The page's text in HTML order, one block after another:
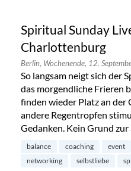
Spiritual Sunday
Charlottenburg
Berlin, Wochenende, 12.
So langsam neigt sich der
das morgendliche Frieren
finden wieder Platz an der
andere Regentropfen
Gedanken. Kein Grund zur
balance coaching event
networking
selbstliebe